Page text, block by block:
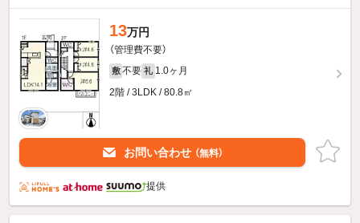
13万円
（管理費不要）
敷 不要 礼 1.0ヶ月
2階 / 3LDK / 80.8㎡
お問い合わせ （無料）
提供